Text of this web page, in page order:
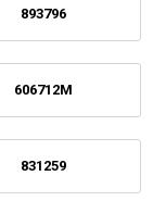
893796
606712M
831259